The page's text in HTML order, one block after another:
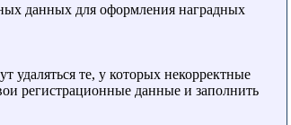
данных для оформления наградных
удаляться те, у которых некорректные
регистрационные данные и заполнить